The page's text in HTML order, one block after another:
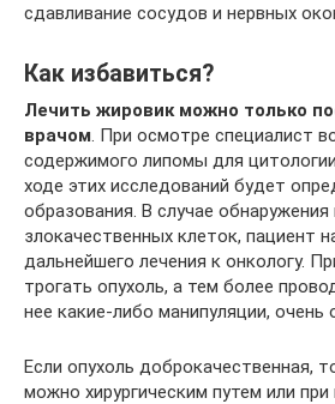
сдавливание сосудов и нервных
Как избавиться?
Лечить жировик можно только
врачом. При осмотре специалист
содержимого липомы для
ходе этих исследований будет
образования. В случае
злокачественных клеток, пациент
дальнейшего лечения к онкологу.
трогать опухоль, а тем более
нее какие-либо манипуляции, очень
Если опухоль доброкачественная,
можно хирургическим путем или